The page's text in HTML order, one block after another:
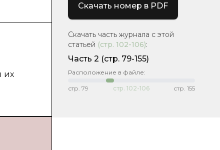
их
Скачать номер в PDF
Скачать часть журнала с этой
статьей (стр. 102-106):
Часть 2 (стр. 79-155)
Расположение в файле:
стр. 79 стр. 102-106 стр. 155